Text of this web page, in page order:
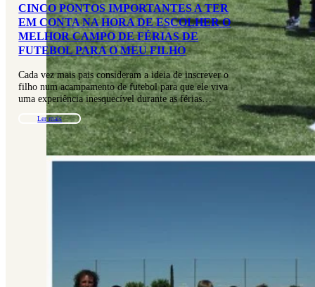
CINCO PONTOS IMPORTANTES A TER
EM CONTA NA HORA DE ESCOLHER O
MELHOR CAMPO DE FÉRIAS DE
FUTEBOL PARA O MEU FILHO
Cada vez mais pais consideram a ideia de inscrever o
filho num acampamento de futebol para que ele viva
uma experiência inesquecível durante as férias…
Ler mais